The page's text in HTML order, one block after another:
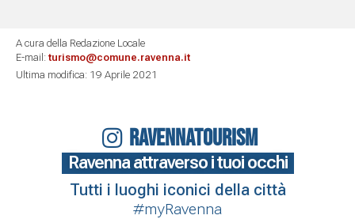
A cura della Redazione Locale
E-mail: turismo@comune.ravenna.it
Ultima modifica: 19 Aprile 2021
RAVENNATOURISM
Ravenna attraverso i tuoi occhi
Tutti i luoghi iconici della città
#myRavenna